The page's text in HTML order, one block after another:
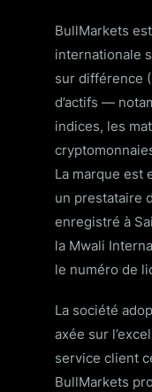
BullMarkets
internationale
sur différence
d’actifs —
indices, les
La marque est
un prestataire
enregistré à
la Mwali
le numéro de
La société
axée sur
service client
BullMarkets